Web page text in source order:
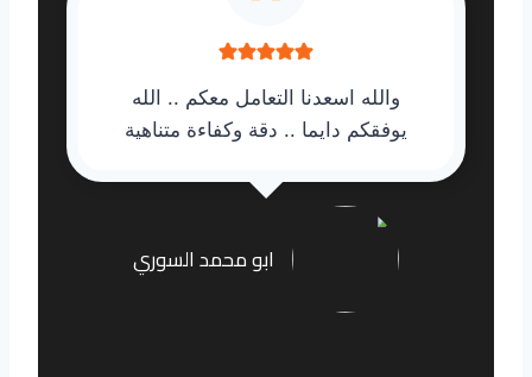
والله اسعدنا التعامل معكم .. الله
يوفقكم دايما .. دقة وكفاءة متناهية
ابو محمد السوري